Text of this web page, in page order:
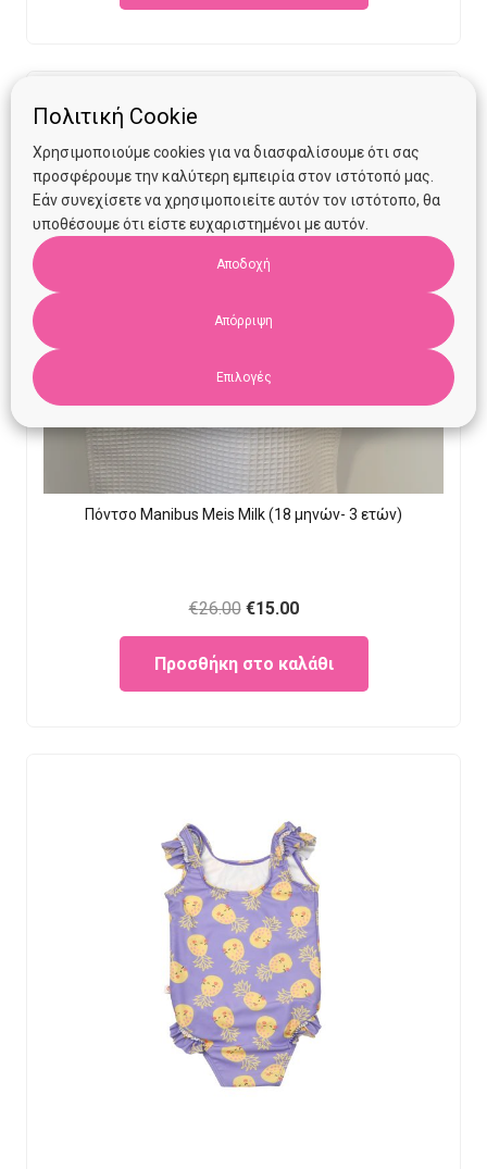
€13.90.€10.00.
Πόντσο Manibus Meis Milk (18 μηνών- 3 ετών)
€26.00 Original
price
was:
€15.00Current
price
is:
Προσθήκη στο καλάθι
Πολιτική Cookie
Χρησιμοποιούμε cookies για να διασφαλίσουμε ότι σας
προσφέρουμε την καλύτερη εμπειρία στον ιστότοπό μας.
Εάν συνεχίσετε να χρησιμοποιείτε αυτόν τον ιστότοπο, θα
υποθέσουμε ότι είστε ευχαριστημένοι με αυτόν.
Αποδοχή
Απόρριψη
Επιλογές